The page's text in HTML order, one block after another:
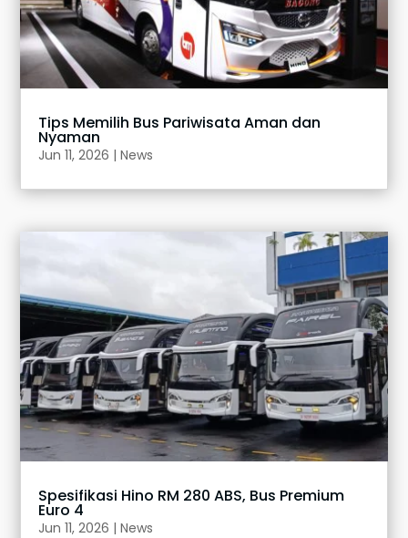
Tips Memilih Bus Pariwisata Aman dan
Nyaman
Jun 11, 2026 |News
Spesifikasi Hino RM 280 ABS, Bus Premium
Euro 4
Jun 11, 2026 |News